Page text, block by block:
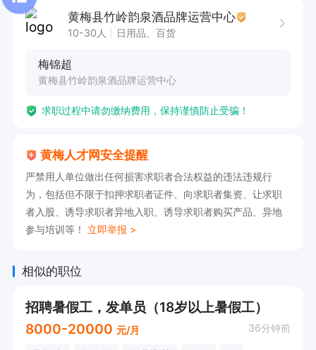
黄梅县竹岭韵泉酒品牌运营中心
10-30人 日用品、百货
梅锦超
黄梅县竹岭韵泉酒品牌运营中心
求职过程中请勿缴纳费用，保持谨慎防止受骗！
黄梅人才网安全提醒
严禁用人单位做出任何损害求职者合法权益的违法违规行
为，包括但不限于扣押求职者证件、向求职者集资、让求职
者入股、诱导求职者异地入职、诱导求职者购买产品、异地
参与培训等！ 立即举报 >
相似的职位
招聘暑假工，发单员（18岁以上暑假工）
8000-20000 元/月 36分钟前